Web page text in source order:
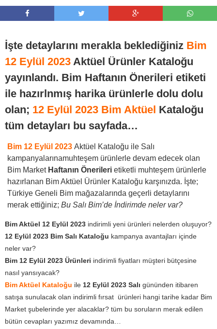
İşte detaylarını merakla beklediğiniz Bim
12 Eylül 2023 Aktüel Ürünler Kataloğu
yayınlandı. Bim Haftanın Önerileri etiketi
ile hazırlnmış harika ürünlerle dolu dolu
olan; 12 Eylül 2023 Bim Aktüel Kataloğu
tüm detayları bu sayfada…
Bim 12 Eylül 2023 Aktüel Kataloğu ile Salı
kampanyalarınamuhteşem ürünlerle devam edecek olan
Bim Market Haftanın Önerileri etiketli muhteşem ürünlerle
hazırlanan Bim Aktüel Ürünler Kataloğu karşınızda. İşte;
Türkiye Geneli Bim mağazalarında geçerli detaylarını
merak ettiğiniz; Bu Salı Bim’de İndirimde neler var?
Bim Aktüel 12 Eylül 2023 indirimli yeni ürünleri nelerden oluşuyor?
12 Eylül 2023 Bim Salı Kataloğu kampanya avantajları içinde
neler var?
Bim 12 Eylül 2023 Ürünleri indirimli fiyatları müşteri bütçesine
nasıl yansıyacak?
Bim Aktüel Kataloğu ile 12 Eylül 2023 Salı gününden itibaren
satışa sunulacak olan indirimli fırsat ürünleri hangi tarihe kadar Bim
Market şubelerinde yer alacaklar? tüm bu soruların merak edilen
bütün cevapları yazımız devamında…